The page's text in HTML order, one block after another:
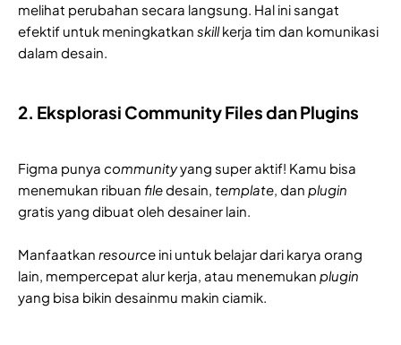
melihat perubahan secara langsung. Hal ini sangat
efektif untuk meningkatkan skillkerja tim dan komunikasi
dalam desain.
2. Eksplorasi Community Files dan Plugins
Figma punya communityyang super aktif! Kamu bisa
menemukan ribuan filedesain, template, dan plugin
gratis yang dibuat oleh desainer lain.
Manfaatkan resource ini untuk belajar dari karya orang
lain, mempercepat alur kerja, atau menemukan plugin
yang bisa bikin desainmu makin ciamik.